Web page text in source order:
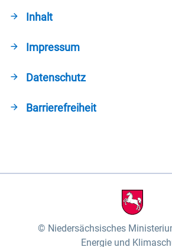
Inhalt
Impressum
Datenschutz
Barrierefreiheit
Niedersächsisches
Energie und